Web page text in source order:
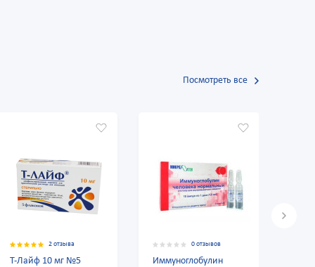
Посмотреть все
Иммуноглобулин
Т-Лайф 1 мг №5